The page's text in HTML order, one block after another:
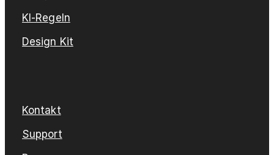
KI-Regeln
Design Kit
Kontakt
Support